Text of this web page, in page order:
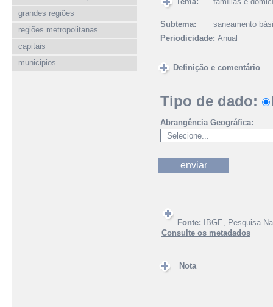
grandes regiões
regiões metropolitanas
capitais
municipios
Subtema:
saneamento
Periodicidade: Anual
Definição e comentário
Tipo de dado:
Abrangência Geográfica:
Fonte:
IBGE, Pesquisa
Consulte os metadados
Nota